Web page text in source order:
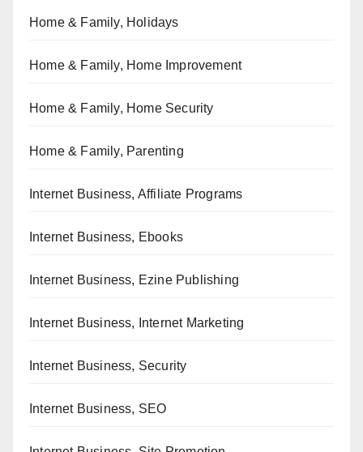
Home & Family, Holidays
Home & Family, Home Improvement
Home & Family, Home Security
Home & Family, Parenting
Internet Business, Affiliate Programs
Internet Business, Ebooks
Internet Business, Ezine Publishing
Internet Business, Internet Marketing
Internet Business, Security
Internet Business, SEO